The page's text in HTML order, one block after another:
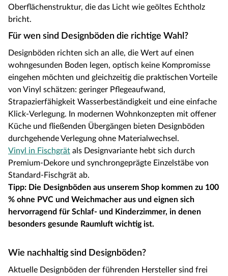
Oberflächenstruktur, die das Licht wie geöltes Echtholz
bricht.
Für wen sind Designböden die richtige Wahl?
Designböden richten sich an alle, die Wert auf einen
wohngesunden Boden legen, optisch keine Kompromisse
eingehen möchten und gleichzeitig die praktischen Vorteile
von Vinyl schätzen: geringer Pflegeaufwand,
Strapazierfähigkeit Wasserbeständigkeit und eine einfache
Klick-Verlegung. In modernen Wohnkonzepten mit offener
Küche und fließenden Übergängen bieten Designböden
durchgehende Verlegung ohne Materialwechsel.
Vinyl in Fischgrät als Designvariante hebt sich durch
Premium-Dekore und synchrongeprägte Einzelstäbe von
Standard-Fischgrät ab.
Tipp: Die Designböden aus unserem Shop kommen zu 100
% ohne PVC und Weichmacher aus und eignen sich
hervorragend für Schlaf- und Kinderzimmer, in denen
besonders gesunde Raumluft wichtig ist.
Wie nachhaltig sind Designböden?
Aktuelle Designböden der führenden Hersteller sind frei